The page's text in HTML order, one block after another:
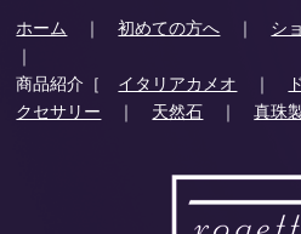
ホーム ｜初めての方へ ｜ シ
｜
商品紹介［ イタリアカメオ ｜
クセサリー ｜ 天然石 ｜真珠